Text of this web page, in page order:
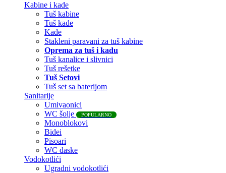
Kabine i kade
Tuš kabine
Tuš kade
Kade
Stakleni paravani za tuš kabine
Oprema za tuš i kadu
Tuš kanalice i slivnici
Tuš rešetke
Tuš Setovi
Tuš set sa baterijom
Sanitarije
Umivaonici
WC šolje
POPULARNO
Monoblokovi
Bidei
Pisoari
WC daske
Vodokotlići
Ugradni vodokotlići